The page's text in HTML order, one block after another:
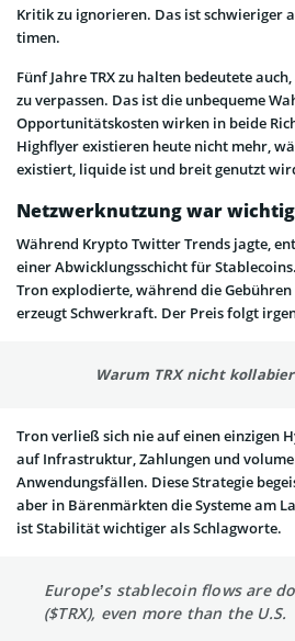
Kritik zu ignorieren. Das ist schwieriger
timen.
Fünf Jahre TRX zu halten bedeutete
zu verpassen. Das ist die unbequeme
Opportunitätskosten wirken in beide
Highflyer existieren heute nicht mehr,
existiert, liquide ist und breit genutzt
Netzwerknutzung war
Während Krypto Twitter Trends jagte,
einer Abwicklungsschicht für
Tron explodierte, während die
erzeugt Schwerkraft. Der Preis folgt
Warum TRX nicht
Tron verließ sich nie auf einen einzigen
auf Infrastruktur, Zahlungen und
Anwendungsfällen. Diese Strategie
aber in Bärenmärkten die Systeme am
ist Stabilität wichtiger als Schlagworte.
Europe’s stablecoin flows are
($TRX), even more than the U.S.